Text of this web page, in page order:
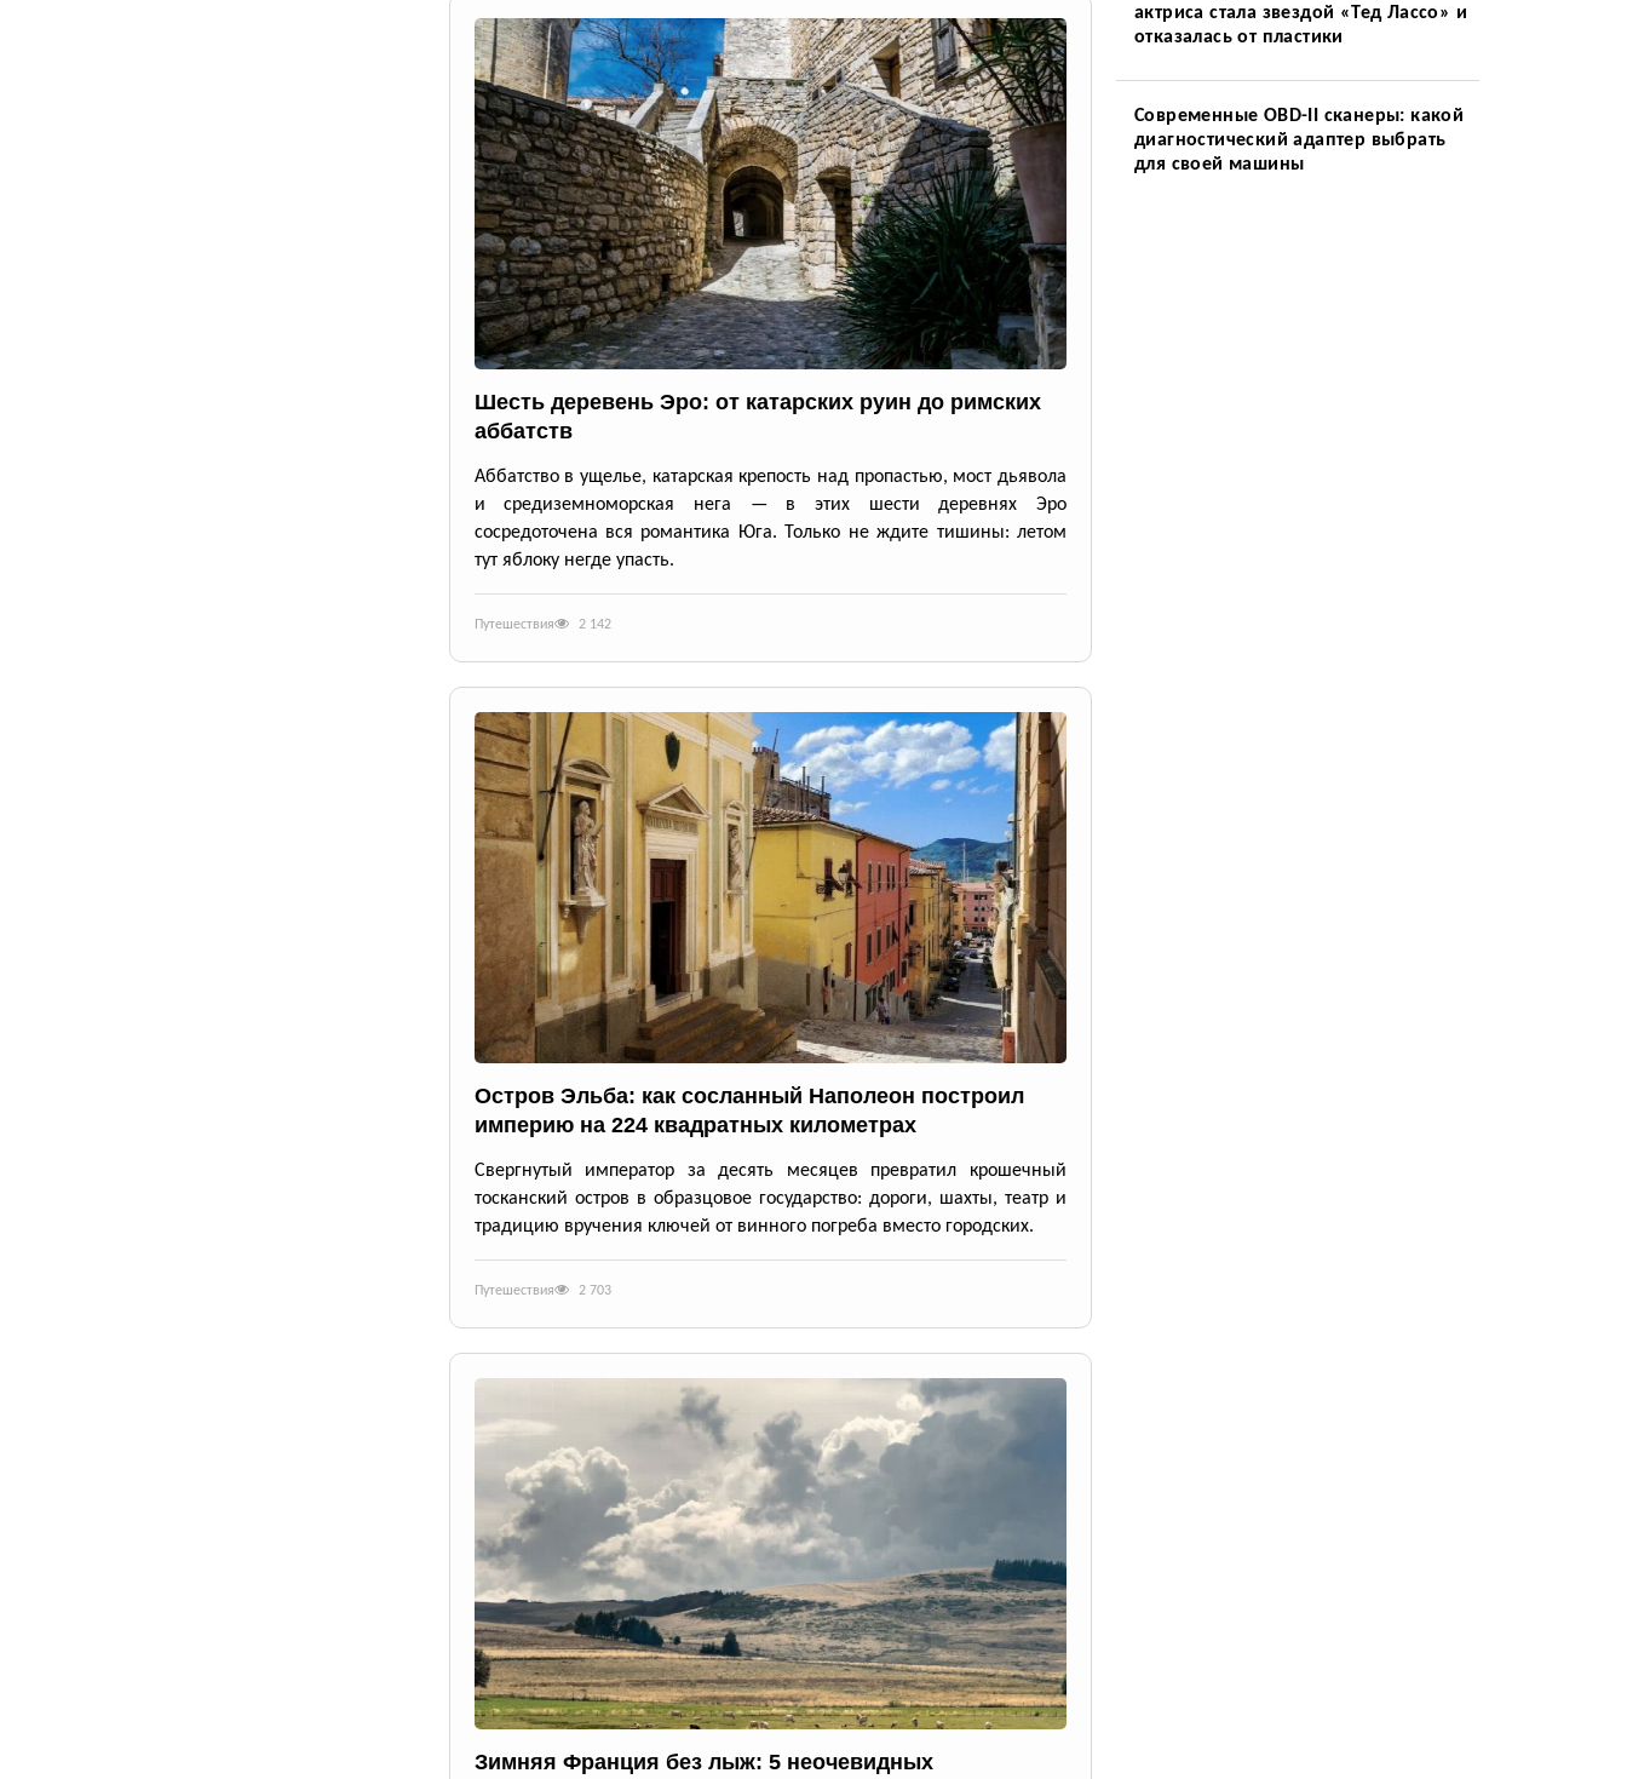
Шесть деревень Эро: от катарских руин до римских
аббатств
Аббатство в ущелье, катарская крепость над пропастью, мост дьявола
и средиземноморская нега — в этих шести деревнях Эро
сосредоточена вся романтика Юга. Только не ждите тишины: летом
тут яблоку негде упасть.
Путешествия 2 142
Остров Эльба: как сосланный Наполеон построил
империю на 224 квадратных километрах
Свергнутый император за десять месяцев превратил крошечный
тосканский остров в образцовое государство: дороги, шахты, театр и
традицию вручения ключей от винного погреба вместо городских.
Путешествия 2 703
Зимняя Франция без лыж: 5 неочевидных
актриса стала звездой «Тед Лассо» и
отказалась от пластики
Современные OBD-II сканеры: какой
диагностический адаптер выбрать
для своей машины